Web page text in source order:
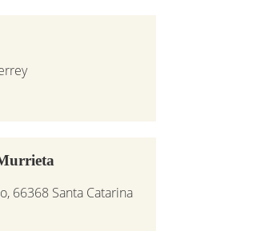
66368 Santa Catarina